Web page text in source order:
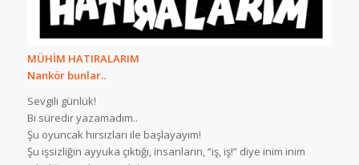
MÜHİM HATIRALARIM
Nankör bunlar..
Sevgili günlük!
Bi süredir yazamadım..
Şu oyuncak hırsızları ile başlayayım!
Şu işsizliğin ayyuka çıktığı, insanların, “iş, iş!” diye inim inim